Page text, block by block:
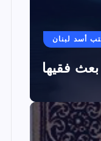
أسد لبنان
فقيها